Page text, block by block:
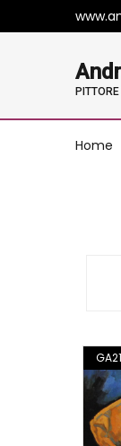
PITTORE
Home